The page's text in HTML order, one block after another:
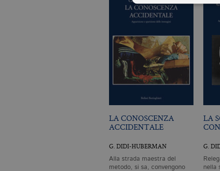
LA CONOSCENZA
ACCIDENTALE
G. DIDI-HUBERMAN
Alla strada maestra del
metodo, si sa, convengono
LA
G.
nella
I cookie tecnici sono
dell'account. Il sito Web
Garante, i cookie analitici
Nome
_ga
_gid